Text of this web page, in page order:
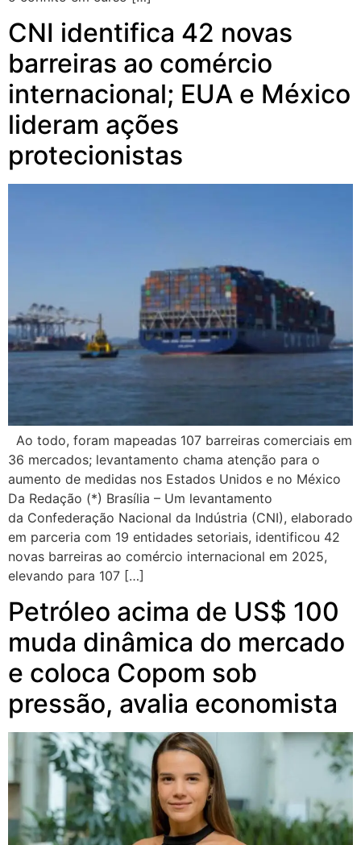
CNI identifica 42 novas
barreiras ao comércio
internacional; EUA e México
lideram ações
protecionistas
Ao todo, foram mapeadas 107 barreiras comerciais em
36 mercados; levantamento chama atenção para o
aumento de medidas nos Estados Unidos e no México
Da Redação (*) Brasília – Um levantamento
da Confederação Nacional da Indústria (CNI), elaborado
em parceria com 19 entidades setoriais, identificou 42
novas barreiras ao comércio internacional em 2025,
elevando para 107 […]
Petróleo acima de US$ 100
muda dinâmica do mercado
e coloca Copom sob
pressão, avalia economista